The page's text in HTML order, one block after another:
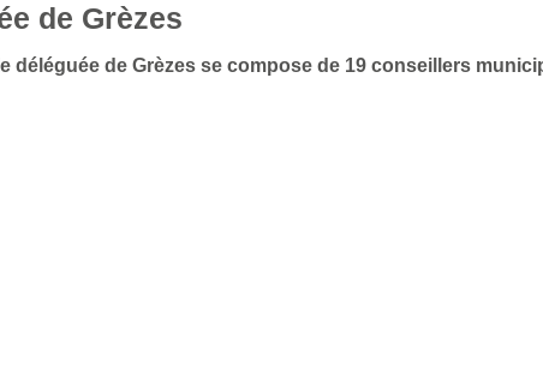
de Grèzes
déléguée de Grèzes se compose de 19 conseillers